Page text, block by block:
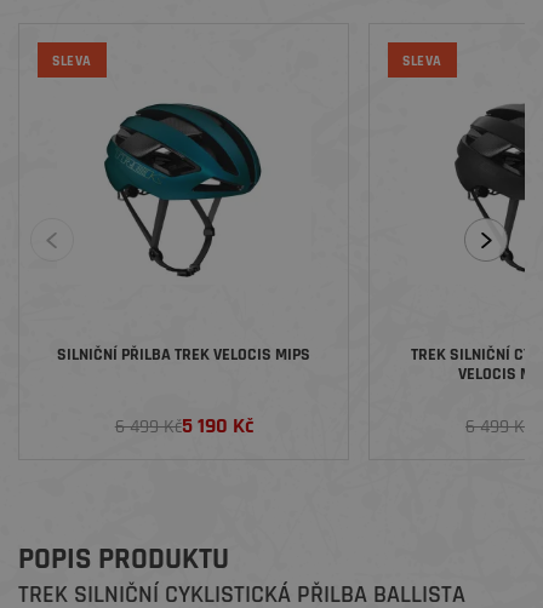
SLEVA
SILNIČNÍ PŘILBA TREK VELOCIS MIPS
6 499 Kč5 190 Kč
SLEVA
TREK SILNIČNÍ
VELOCIS
6 499 Kč
POPIS PRODUKTU
TREK SILNIČNÍ CYKLISTICKÁ PŘILBA BALLISTA